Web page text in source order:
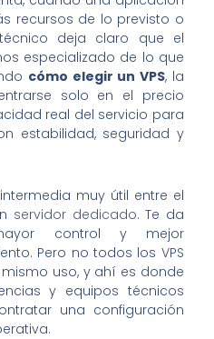
recursos de lo previsto o
deja claro que el
especializado de lo que
cómo elegir un VPS, la
solo en el precio
real del servicio para
estabilidad, seguridad y
muy útil entre el
servidor dedicado. Te da
control y mejor
Pero no todos los VPS
uso, y ahí es donde
y equipos técnicos
una configuración